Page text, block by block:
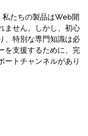
たちの製品はWeb開
ません。しかし、初心
、特別な専門知識は必
を支援するために、完
ートチャンネルがあり